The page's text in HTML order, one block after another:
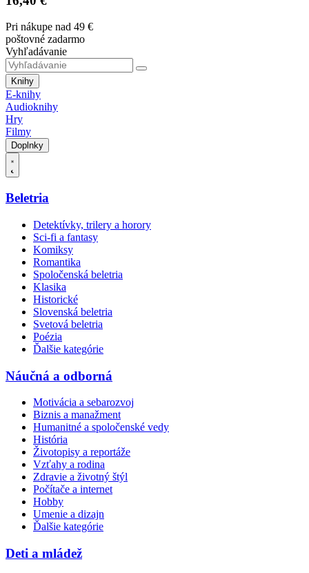
Pri nákupe nad 49 €
poštovné zadarmo
Vyhľadávanie
Knihy
E-knihy
Audioknihy
Hry
Filmy
Doplnky
Beletria
Detektívky, trilery a horory
Sci-fi a fantasy
Komiksy
Romantika
Spoločenská beletria
Klasika
Historické
Slovenská beletria
Svetová beletria
Poézia
Ďalšie kategórie
Náučná a odborná
Motivácia a sebarozvoj
Biznis a manažment
Humanitné a spoločenské vedy
História
Životopisy a reportáže
Vzťahy a rodina
Zdravie a životný štýl
Počítače a internet
Hobby
Umenie a dizajn
Ďalšie kategórie
Deti a mládež